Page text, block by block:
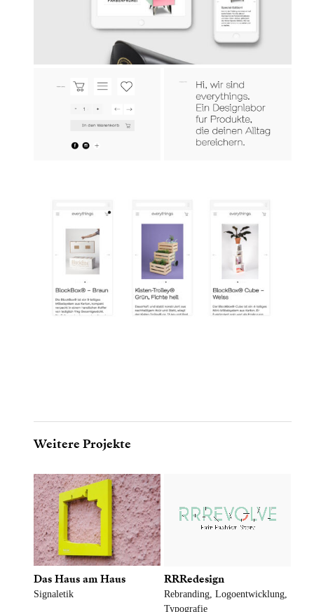
Weitere Projekte
Das Haus am Haus
Signaletik
RRRedesign
Rebranding, Logoentwicklung,
Typografie